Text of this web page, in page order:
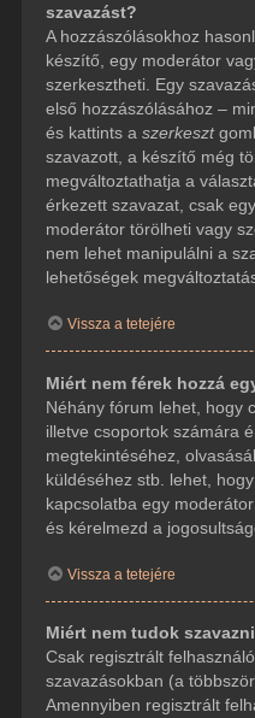
szavazást?
A hozzászólásokhoz
készítő, egy moderátor
szerkesztheti. Egy
első hozzászólásához –
és kattints a szerkeszt
szavazott, a készítő még
megváltoztathatja a
érkezett szavazat, csak
moderátor törölheti vagy
nem lehet manipulálni a
lehetőségek
Vissza a tetejére
Miért nem férek hozzá
Néhány fórum lehet, hogy
illetve csoportok számára
megtekintéséhez,
küldéséhez stb. lehet,
kapcsolatba egy
és kérelmezd a
Vissza a tetejére
Miért nem tudok
Csak regisztrált
szavazásokban (a
Amennyiben regisztrált